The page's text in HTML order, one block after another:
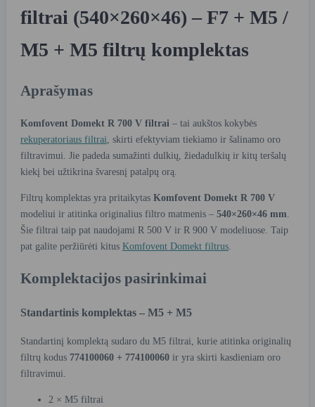
filtrai (540×260×46) – F7 + M5 /
M5 + M5 filtrų komplektas
Aprašymas
Komfovent Domekt R 700 V filtrai – tai aukštos kokybės
rekuperatoriaus filtrai , skirti efektyviam tiekiamo ir šalinamo oro
filtravimui. Jie padeda sumažinti dulkių, žiedadulkių ir kitų teršalų
kiekį bei užtikrina švaresnį patalpų orą.
Filtrų komplektas yra pritaikytas Komfovent Domekt R 700 V
modeliui ir atitinka originalius filtro matmenis – 540×260×46 mm
Šie filtrai taip pat naudojami R 500 V ir R 900 V modeliuose. Taip
pat galite peržiūrėti kitus Komfovent Domekt filtrus
Komplektacijos pasirinkimai
Standartinis komplektas – M5 + M5
Standartinį komplektą sudaro du M5 filtrai, kurie atitinka originalių
filtrų kodus 774100060 + 774100060 ir yra skirti kasdieniam oro
filtravimui.
2 × M5 filtrai